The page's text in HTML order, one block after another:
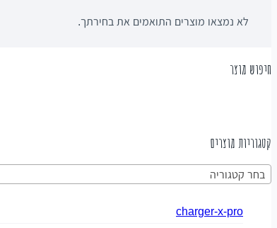
לא נמצאו מוצרים התואמים את בחירתך.
חיפוש מוצר
קטגוריות מוצרים
בחר קטגוריה
charger-x-pro